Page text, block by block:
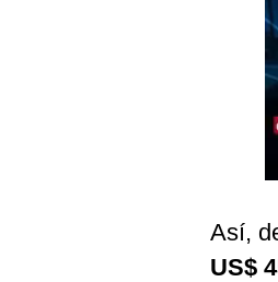
Así,
US$